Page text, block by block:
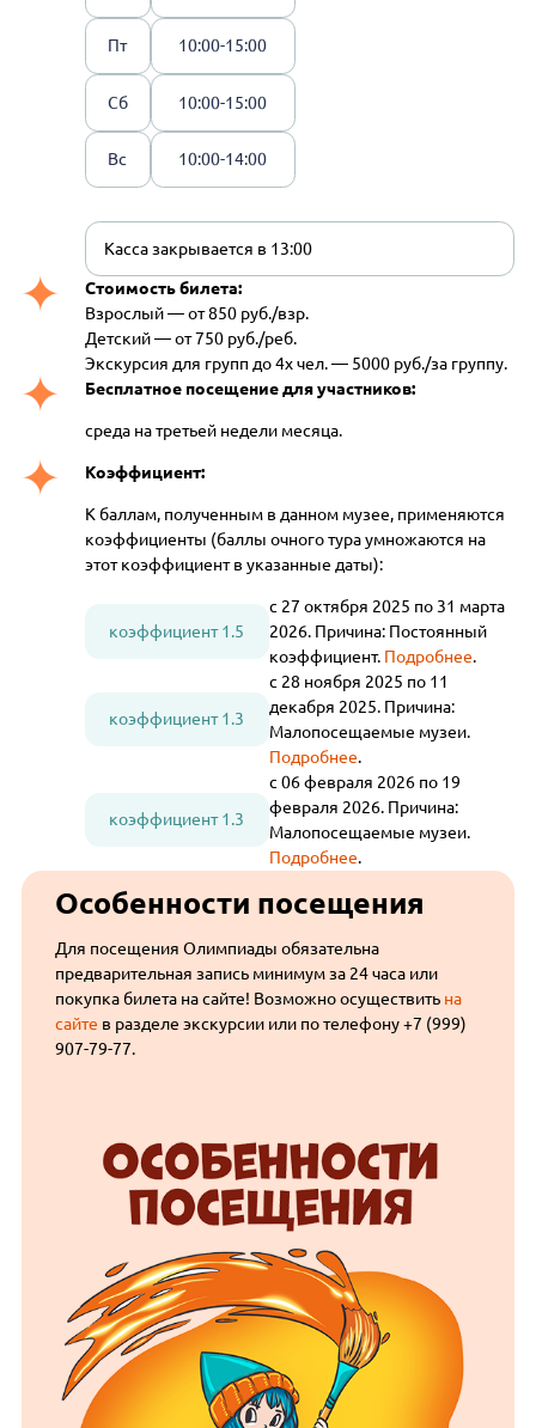
Пт 10:00-15:00
Сб 10:00-15:00
Вс 10:00-14:00
Касса закрывается в 13:00
Стоимость билета:
Взрослый — от 850 руб./взр.
Детский — от 750 руб./реб.
Экскурсия для групп до 4х чел. — 5000 руб./за группу.
Бесплатное посещение для участников:
среда на третьей недели месяца.
Коэффициент:
К баллам, полученным в данном музее, применяются
коэффициенты (баллы очного тура умножаются на
этот коэффициент в указанные даты):
коэффициент 1.5
с 27 октября 2025 по 31 марта
2026. Причина: Постоянный
коэффициент. Подробнее.
коэффициент 1.3
с 28 ноября 2025 по 11
декабря 2025. Причина:
Малопосещаемые музеи.
Подробнее.
коэффициент 1.3
с 06 февраля 2026 по 19
февраля 2026. Причина:
Малопосещаемые музеи.
Подробнее.
Особенности посещения
Для посещения Олимпиады обязательна
предварительная запись минимум за 24 часа или
покупка билета на сайте! Возможно осуществить на
сайте в разделе экскурсии или по телефону +7 (999)
907-79-77.